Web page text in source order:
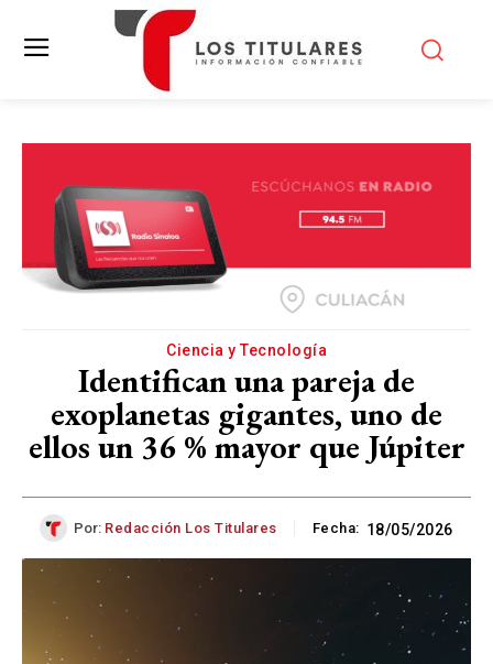
Ciencia y Tecnología
Identifican una pareja de
exoplanetas gigantes, uno de
ellos un 36 % mayor que Júpiter
Por: Redacción Los Titulares Fecha: 18/05/2026